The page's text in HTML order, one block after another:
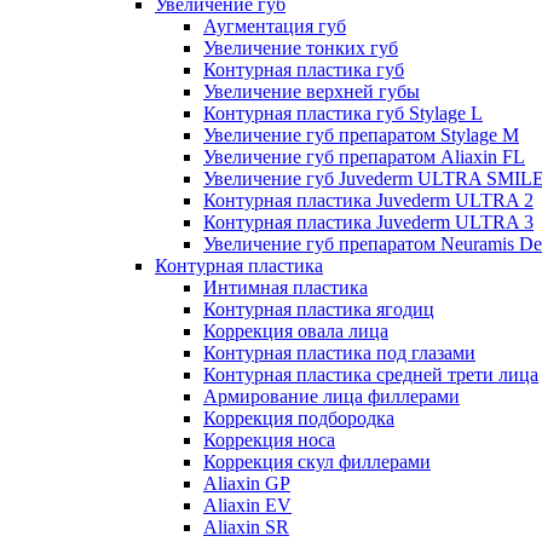
Увеличение губ
Аугментация губ
Увеличение тонких губ
Контурная пластика губ
Увеличение верхней губы
Контурная пластика губ Stylage L
Увеличение губ препаратом Stylage M
Увеличение губ препаратом Aliaxin FL
Увеличение губ Juvederm ULTRA
Контурная пластика Juvederm ULTRA 2
Контурная пластика Juvederm ULTRA 3
Увеличение губ препаратом Neuramis
Контурная пластика
Интимная пластика
Контурная пластика ягодиц
Коррекция овала лица
Контурная пластика под глазами
Контурная пластика средней трети лица
Армирование лица филлерами
Коррекция подбородка
Коррекция носа
Коррекция скул филлерами
Aliaxin GP
Aliaxin EV
Aliaxin SR